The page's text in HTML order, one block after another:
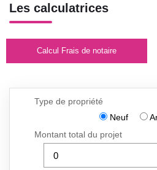
Les calculatrices
Calcul Frais de notaire